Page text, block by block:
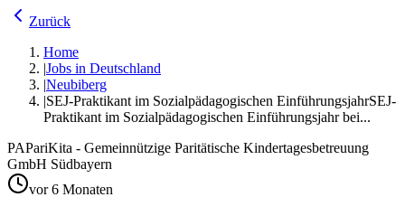
Zurück
Home
|Jobs in Deutschland
|Neubiberg
|SEJ-Praktikant im Sozialpädagogischen EinführungsjahrSEJ-
Praktikant im Sozialpädagogischen Einführungsjahr bei...
PAPariKita - Gemeinnützige Paritätische Kindertagesbetreuung
GmbH Südbayern
vor 6 Monaten